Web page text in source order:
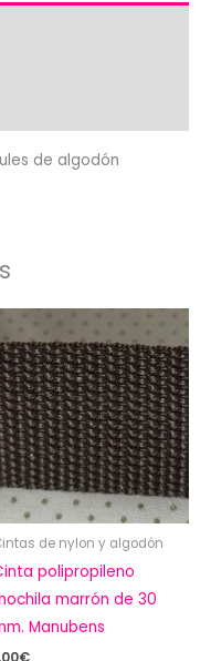
de algodón
de nylon y algodón
polipropileno
marrón de 30
Manubens